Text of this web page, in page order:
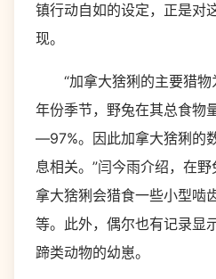
镇行动自如的设定，正是对
现。
“加拿大猞猁的主要猎物
年份季节，野兔在其总食物
—97%。因此加拿大猞猁的
息相关。”闫今雨介绍，在
拿大猞猁会猎食一些小型啮
等。此外，偶尔也有记录显
蹄类动物的幼崽。